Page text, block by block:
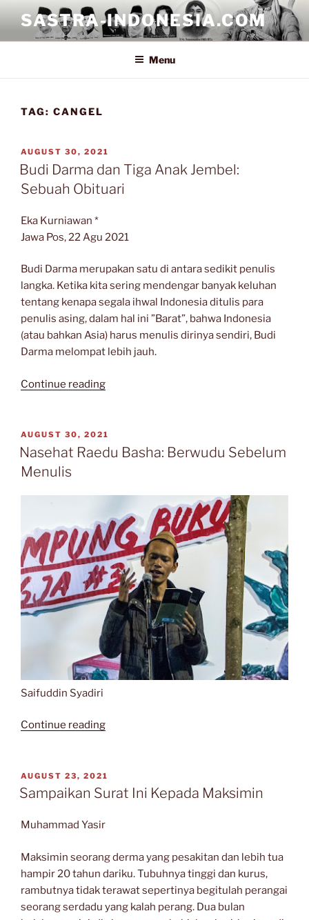
content
SASTRA-INDONESIA.COM
Menu
TAG: CANGEL
POSTED
ON
AUGUST 30, 2021
Budi Darma dan Tiga Anak Jembel:
Sebuah Obituari
Eka Kurniawan *
Jawa Pos, 22 Agu 2021
Budi Darma merupakan satu di antara sedikit penulis
langka. Ketika kita sering mendengar banyak keluhan
tentang kenapa segala ihwal Indonesia ditulis para
penulis asing, dalam hal ini ”Barat”, bahwa Indonesia
(atau bahkan Asia) harus menulis dirinya sendiri, Budi
Darma melompat lebih jauh.
Continue reading“Budi
Tiga
Anak
Obituari”
POSTED
ON
AUGUST 30, 2021
Nasehat Raedu Basha: Berwudu Sebelum
Menulis
Saifuddin Syadiri
Continue reading“Nasehat
Berwudu
Sebelum
POSTED
ON
AUGUST 23, 2021
Sampaikan Surat Ini Kepada Maksimin
Muhammad Yasir
Maksimin seorang derma yang pesakitan dan lebih tua
hampir 20 tahun dariku. Tubuhnya tinggi dan kurus,
rambutnya tidak terawat sepertinya begitulah perangai
seorang serdadu yang kalah perang. Dua bulan